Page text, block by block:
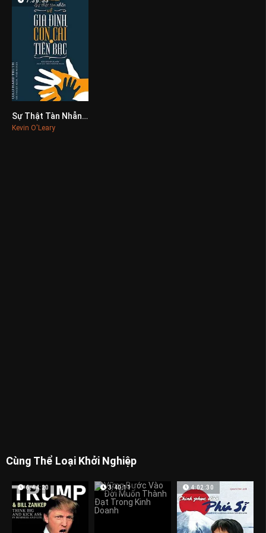
0Sự Thật Tàn Nhẫn Về Gia Đình, Con Cái Và Tiền Bạc
Kevin O'Leary
Cùng Thể Loại Khởi Nghiệp
6:44:20 3:40:11 4:02:30